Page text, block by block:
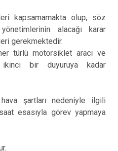
kapsamamakta olup, söz
alacağı karar
gerekmektedir.
türlü motorsiklet aracı ve
ikinci bir duyuruya kadar
şartları nedeniyle ilgili
esasıyla görev yapmaya